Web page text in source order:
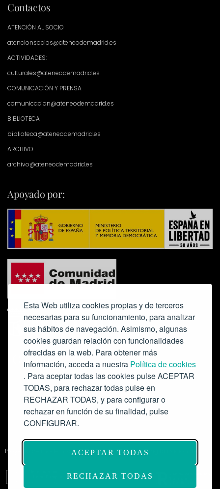
Esta Web utiliza cookies propias y de terceros
necesarias para su funcionamiento, para analizar
sus hábitos de navegación. Asimismo, algunas
cookies guardan relación con funcionalidades
ofrecidas en la web. Para obtener más
información, acceda a nuestra Política de cookies
. Para aceptar todas las cookies pulse ACEPTAR
TODAS, para rechazar todas pulse en
RECHAZAR TODAS, y para configurar o
rechazar en función de su finalidad, pulse
CONFIGURAR.
ACEPTAR TODAS
RECHAZAR TODAS
Contactos
ATENCIÓN AL SOCIO
atencionsocios@ateneodemadrid.es
ACTIVIDADES:
culturales@ateneodemadrid.es
COMUNICACIÓN Y PRENSA
comunicacion@ateneodemadrid.es
BIBLIOTECA
biblioteca@ateneodemadrid.es
ARCHIVO
archivo@ateneodemadrid.es
Apoyado por:
Colabora:
Proyecto de modernización de infraestructuras y digitalización del
Salón de Actos del Ateneo de Madrid como espacio escénico-musical.
Subvención: 175.000€